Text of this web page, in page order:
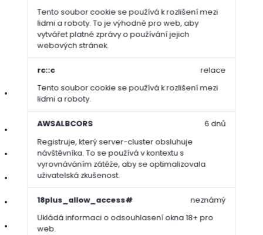
Tento soubor cookie se používá k rozlišení mezi
lidmi a roboty. To je výhodné pro web, aby
vytvářet platné zprávy o používání jejich
webových stránek.
rc::c
Tento soubor cookie se používá k rozlišení mezi
lidmi a roboty.
relace
AWSALBCORS
Registruje, který server-cluster obsluhuje
návštěvníka. To se používá v kontextu s
vyrovnáváním zátěže, aby se optimalizovala
uživatelská zkušenost.
6 dnů
18plus_allow_access#
Ukládá informaci o odsouhlasení okna 18+ pro
web.
neznámý
vývoje trávníku. Díky obsahu hořčíku a železa přispívá také k
intenzivnímu vybarvenía celkové vitalitě porostu.
vysoký obsah fosforu podporuje tvorbu kořenů a rychlé
dodává klíčové makroživiny pro zdravý start trávníku
ideální pro výsev, přesev i pokládku travního koberce
zajišťuje stabilní a vyváženou výživu v počátečních fázích růstu
obsah hořčíku a železa podporuje syté zbarvení a vitalitu
vhodné pro profesionální i domácí použití